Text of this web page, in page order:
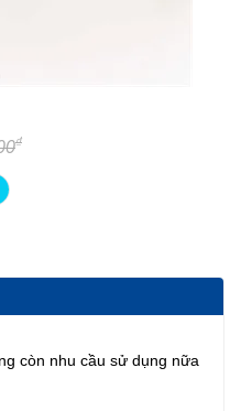
₫
còn nhu cầu sử dụng nữa